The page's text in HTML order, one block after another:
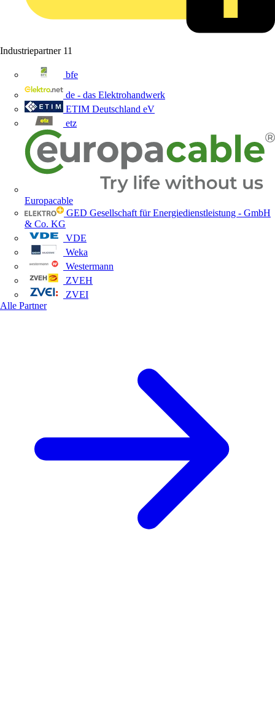
Industriepartner 11
bfe
de - das Elektrohandwerk
ETIM Deutschland eV
etz
Europacable
GED Gesellschaft für Energiedienstleistung - GmbH
& Co. KG
VDE
Weka
Westermann
ZVEH
ZVEI
Alle Partner